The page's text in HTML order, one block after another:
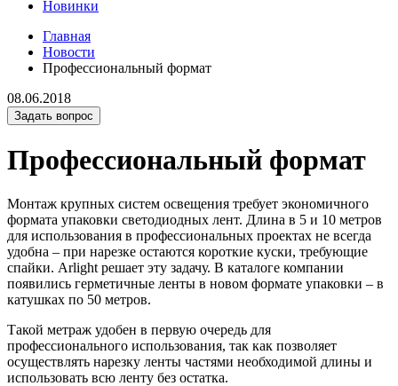
Новинки
Главная
Новости
Профессиональный формат
08.06.2018
Задать вопрос
Профессиональный формат
Монтаж крупных систем освещения требует экономичного
формата упаковки светодиодных лент. Длина в 5 и 10 метров
для использования в профессиональных проектах не всегда
удобна – при нарезке остаются короткие куски, требующие
спайки. Arlight решает эту задачу. В каталоге компании
появились герметичные ленты в новом формате упаковки – в
катушках по 50 метров.
Такой метраж удобен в первую очередь для
профессионального использования, так как позволяет
осуществлять нарезку ленты частями необходимой длины и
использовать всю ленту без остатка.